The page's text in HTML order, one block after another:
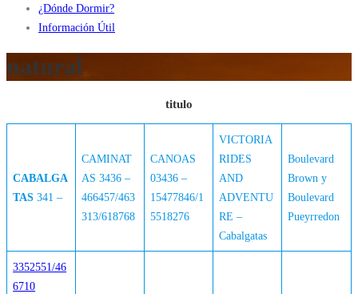
¿Dónde Dormir?
Información Útil
natural
titulo
CABALGA
TAS341 –
CAMINAT
AS 3436 –
466457/463
313/618768
CANOAS
03436 –
15477846/1
5518276
VICTORIA
RIDES
AND
ADVENTU
RE –
Cabalgatas
Boulevard
Brown y
Boulevard
Pueyrredon
3352551/46
6710